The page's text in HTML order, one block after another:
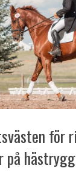
för
på